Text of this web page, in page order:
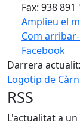
Fax: 938 891
Amplieu el
Com
+
−
Facebook
Darrera
Logotip de
RSS
L'actualitat a un